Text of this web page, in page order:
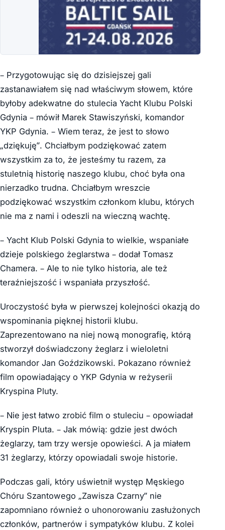
– Przygotowując się do dzisiejszej gali
zastanawiałem się nad właściwym słowem, które
byłoby adekwatne do stulecia Yacht Klubu Polski
Gdynia – mówił Marek Stawiszyński, komandor
YKP Gdynia. – Wiem teraz, że jest to słowo
„dziękuję”. Chciałbym podziękować zatem
wszystkim za to, że jesteśmy tu razem, za
stuletnią historię naszego klubu, choć była ona
nierzadko trudna. Chciałbym wreszcie
podziękować wszystkim członkom klubu, których
nie ma z nami i odeszli na wieczną wachtę.
– Yacht Klub Polski Gdynia to wielkie, wspaniałe
dzieje polskiego żeglarstwa – dodał Tomasz
Chamera. – Ale to nie tylko historia, ale też
teraźniejszość i wspaniała przyszłość.
Uroczystość była w pierwszej kolejności okazją do
wspominania pięknej historii klubu.
Zaprezentowano na niej nową monografię, którą
stworzył doświadczony żeglarz i wieloletni
komandor Jan Goździkowski. Pokazano również
film opowiadający o YKP Gdynia w reżyserii
Kryspina Pluty.
– Nie jest łatwo zrobić film o stuleciu – opowiadał
Kryspin Pluta. – Jak mówią: gdzie jest dwóch
żeglarzy, tam trzy wersje opowieści. A ja miałem
31 żeglarzy, którzy opowiadali swoje historie.
Podczas gali, który uświetnił występ Męskiego
Chóru Szantowego „Zawisza Czarny” nie
zapomniano również o uhonorowaniu zasłużonych
członków, partnerów i sympatyków klubu. Z kolei